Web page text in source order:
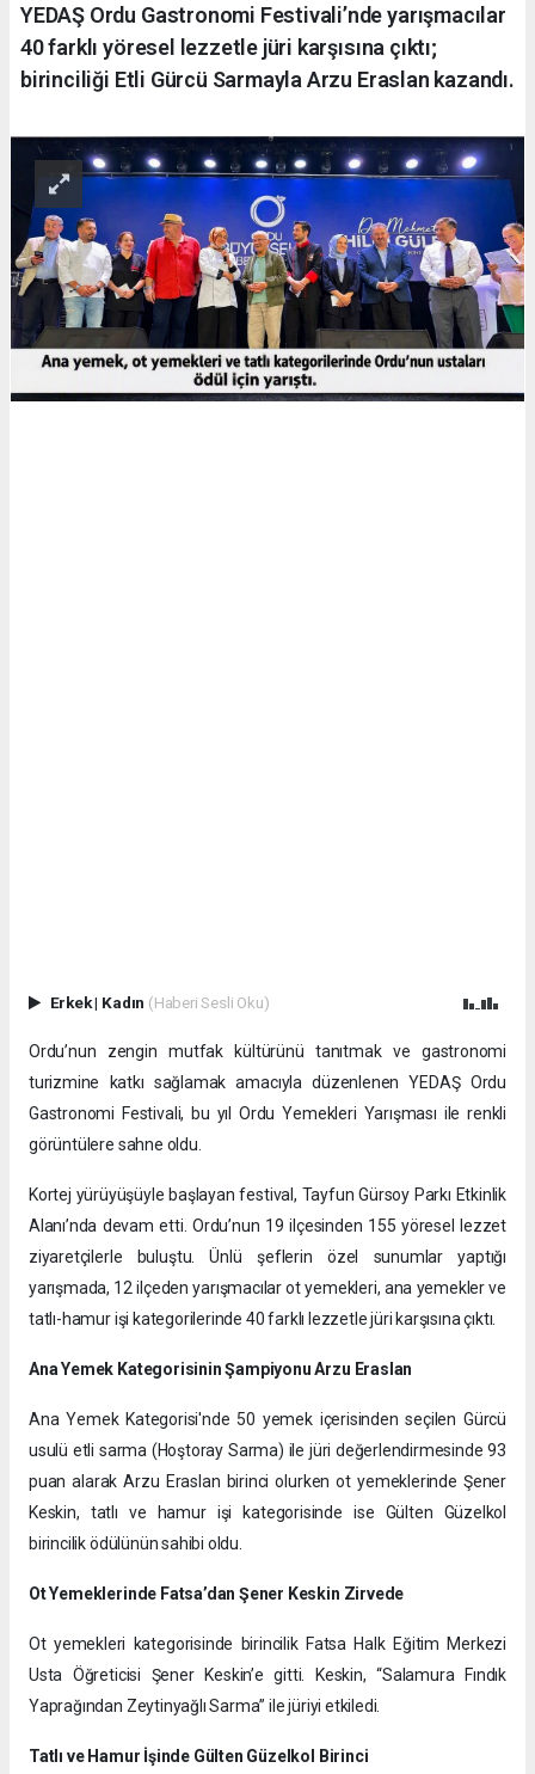
YEDAŞ Ordu Gastronomi Festivali’nde yarışmacılar
40 farklı yöresel lezzetle jüri karşısına çıktı;
birinciliği Etli Gürcü Sarmayla Arzu Eraslan kazandı.
Erkek| Kadın (Haberi Sesli Oku)
Ordu’nun zengin mutfak kültürünü tanıtmak ve gastronomi
turizmine katkı sağlamak amacıyla düzenlenen YEDAŞ Ordu
Gastronomi Festivali, bu yıl Ordu Yemekleri Yarışması ile renkli
görüntülere sahne oldu.
Kortej yürüyüşüyle başlayan festival, Tayfun Gürsoy Parkı Etkinlik
Alanı’nda devam etti. Ordu’nun 19 ilçesinden 155 yöresel lezzet
ziyaretçilerle buluştu. Ünlü şeflerin özel sunumlar yaptığı
yarışmada, 12 ilçeden yarışmacılar ot yemekleri, ana yemekler ve
tatlı-hamur işi kategorilerinde 40 farklı lezzetle jüri karşısına çıktı.
Ana Yemek Kategorisinin Şampiyonu Arzu Eraslan
Ana Yemek Kategorisi'nde 50 yemek içerisinden seçilen Gürcü
usulü etli sarma (Hoştoray Sarma) ile jüri değerlendirmesinde 93
puan alarak Arzu Eraslan birinci olurken ot yemeklerinde Şener
Keskin, tatlı ve hamur işi kategorisinde ise Gülten Güzelkol
birincilik ödülünün sahibi oldu.
Ot Yemeklerinde Fatsa’dan Şener Keskin Zirvede
Ot yemekleri kategorisinde birincilik Fatsa Halk Eğitim Merkezi
Usta Öğreticisi Şener Keskin’e gitti. Keskin, “Salamura Fındık
Yaprağından Zeytinyağlı Sarma” ile jüriyi etkiledi.
Tatlı ve Hamur İşinde Gülten Güzelkol Birinci